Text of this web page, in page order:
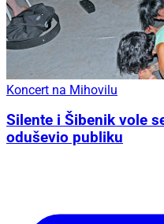
Koncert na Mihovilu
Silente i Šibenik vole
oduševio publiku